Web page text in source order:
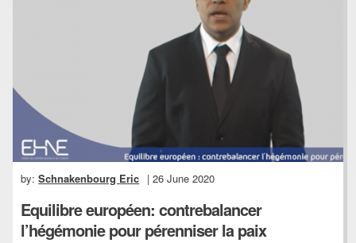
by:Schnakenbourg Eric | 26 June 2020
Equilibre européen: contrebalancer
l’hégémonie pour pérenniser la paix